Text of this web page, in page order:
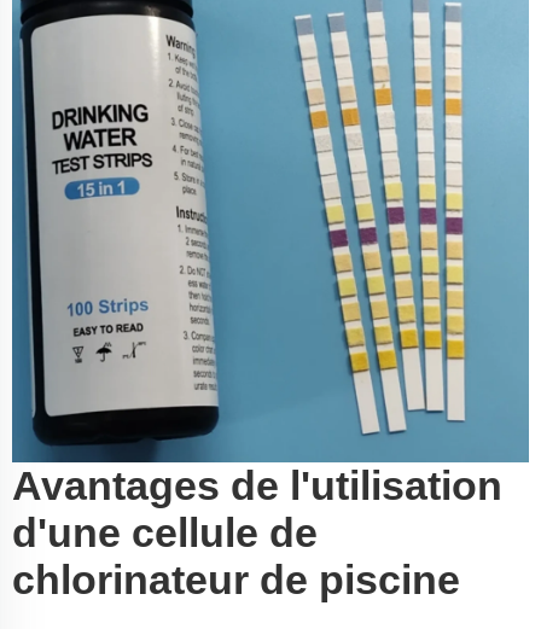
Avantages de l'utilisation
d'une cellule de
chlorinateur de piscine